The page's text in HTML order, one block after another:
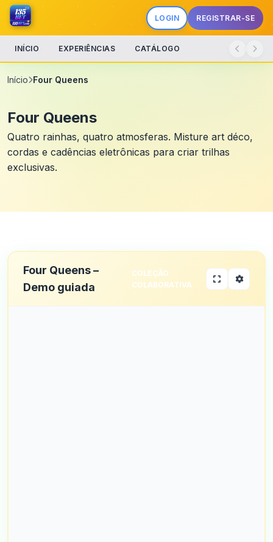
LOGIN REGISTRAR-SE
INÍCIO EXPERIÊNCIAS CATÁLOGO
Início Four Queens
Four Queens
Quatro rainhas, quatro atmosferas. Misture art déco,
cordas e cadências eletrônicas para criar trilhas
exclusivas.
Four Queens –
Demo guiada
COLEÇÃO
COLABORATIVA